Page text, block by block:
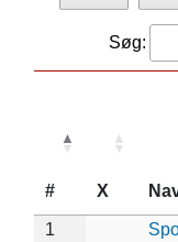
Søg:
# X
1